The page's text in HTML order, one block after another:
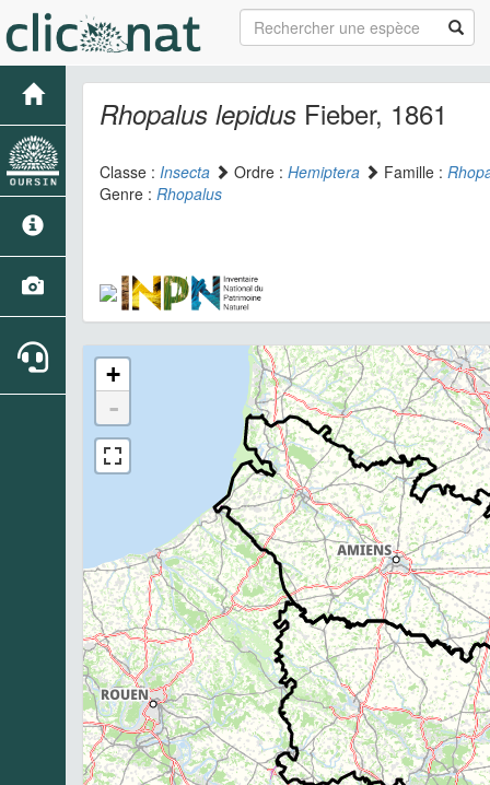
Rhopalus lepidus Fieber, 1861
Classe : Insecta Ordre : Hemiptera Famille :
Genre : Rhopalus
+
-